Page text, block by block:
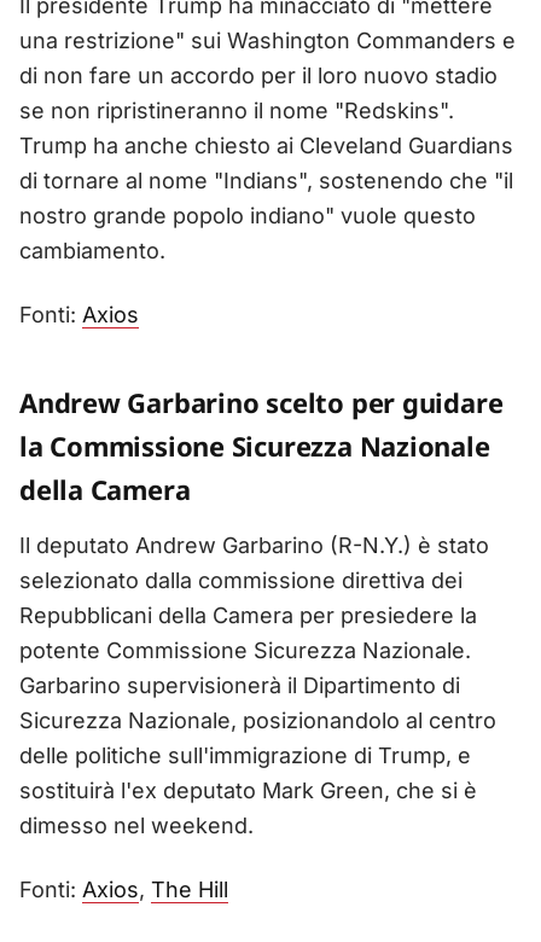
Il presidente Trump ha minacciato di "mettere
una restrizione" sui Washington Commanders e
di non fare un accordo per il loro nuovo stadio
se non ripristineranno il nome "Redskins".
Trump ha anche chiesto ai Cleveland Guardians
di tornare al nome "Indians", sostenendo che "il
nostro grande popolo indiano" vuole questo
cambiamento.
Fonti: Axios
Andrew Garbarino scelto per guidare
la Commissione Sicurezza Nazionale
della Camera
Il deputato Andrew Garbarino (R-N.Y.) è stato
selezionato dalla commissione direttiva dei
Repubblicani della Camera per presiedere la
potente Commissione Sicurezza Nazionale.
Garbarino supervisionerà il Dipartimento di
Sicurezza Nazionale, posizionandolo al centro
delle politiche sull'immigrazione di Trump, e
sostituirà l'ex deputato Mark Green, che si è
dimesso nel weekend.
Fonti: Axios, The Hill